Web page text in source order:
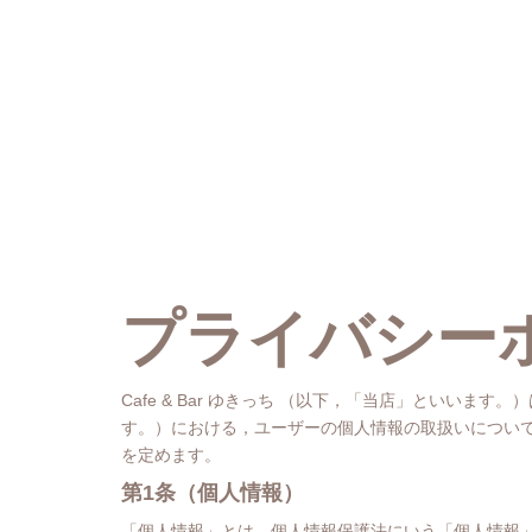
プライバシー
Cafe & Bar ゆきっち （以下，「当店」といいます。
す。）における，ユーザーの個人情報の取扱いにつ
を定めます。
第1条（個人情報）